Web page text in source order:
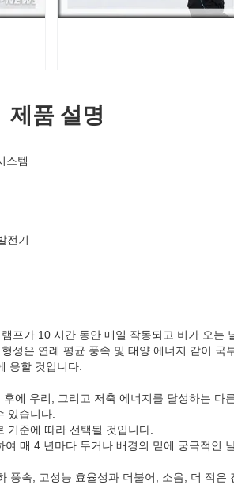
제품 설명
스템
전기
프가 10 시간 동안 매일 작동되고 비가 오는
성은 연례 평균 풍속 및 태양 에너지 같이 국
응할 것입니다.
에 우리, 그리고 저축 에너지를 달성하는 다
있습니다.
기준에 따라 선택될 것입니다.
매 4 년마다 두거나 배경의 밑에 궁극적인
풍속, 고성능 효율성과 더불어, 소음, 더 적은